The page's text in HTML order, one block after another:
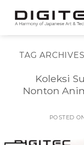
TAG
Koleksi
Nonton
POSTED